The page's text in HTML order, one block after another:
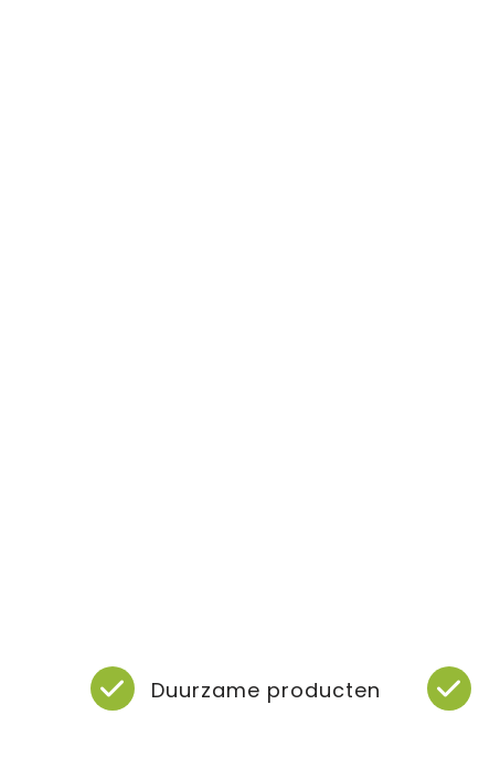
Duurzame producten